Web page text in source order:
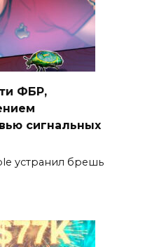
ФБР,
сигнальных
устранил брешь